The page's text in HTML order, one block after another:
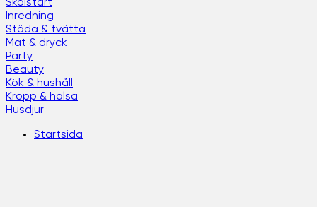
Skolstart
Inredning
Städa & tvätta
Mat & dryck
Party
Beauty
Kök & hushåll
Kropp & hälsa
Husdjur
Startsida